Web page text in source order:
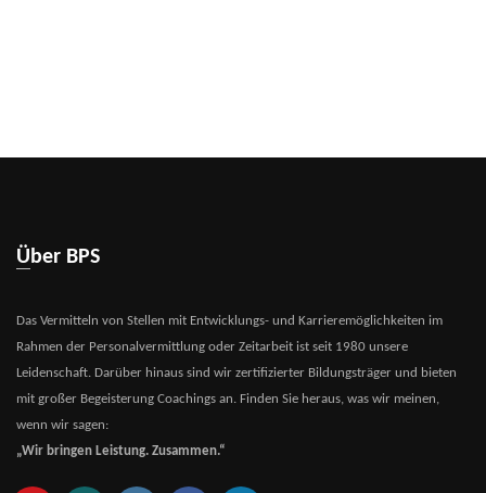
Über BPS
Das Vermitteln von Stellen mit Entwicklungs- und Karrieremöglichkeiten im
Rahmen der Personalvermittlung oder Zeitarbeit ist seit 1980 unsere
Leidenschaft. Darüber hinaus sind wir zertifizierter Bildungsträger und bieten
mit großer Begeisterung Coachings an. Finden Sie heraus, was wir meinen,
wenn wir sagen:
„Wir bringen Leistung. Zusammen.“